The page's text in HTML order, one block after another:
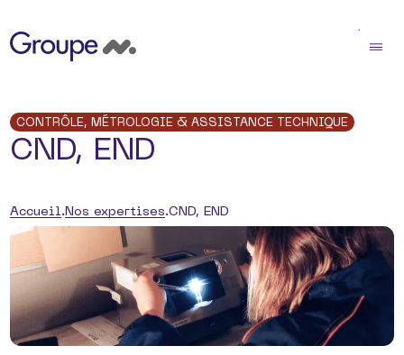
CONTRÔLE, MÉTROLOGIE & ASSISTANCE TECHNIQUE
CND, END
Accueil Nos expertises CND, END